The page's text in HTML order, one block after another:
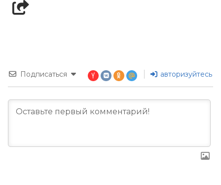
Подписаться авторизуйтесь